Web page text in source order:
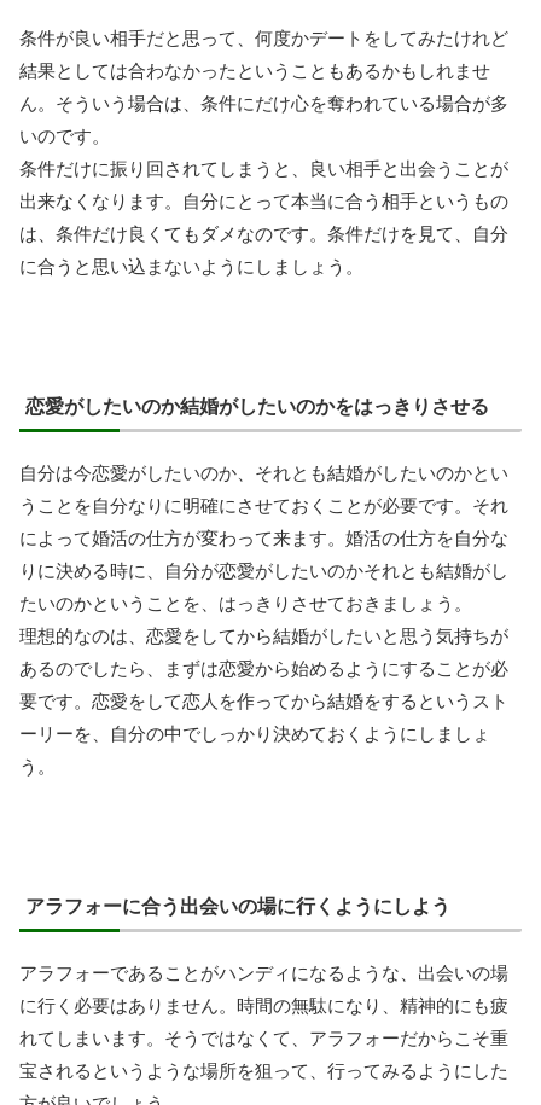
条件が良い相手だと思って、何度かデートをしてみたけれど
結果としては合わなかったということもあるかもしれませ
ん。そういう場合は、条件にだけ心を奪われている場合が多
いのです。
条件だけに振り回されてしまうと、良い相手と出会うことが
出来なくなります。自分にとって本当に合う相手というもの
は、条件だけ良くてもダメなのです。条件だけを見て、自分
に合うと思い込まないようにしましょう。
恋愛がしたいのか結婚がしたいのかをはっきりさせる
自分は今恋愛がしたいのか、それとも結婚がしたいのかとい
うことを自分なりに明確にさせておくことが必要です。それ
によって婚活の仕方が変わって来ます。婚活の仕方を自分な
りに決める時に、自分が恋愛がしたいのかそれとも結婚がし
たいのかということを、はっきりさせておきましょう。
理想的なのは、恋愛をしてから結婚がしたいと思う気持ちが
あるのでしたら、まずは恋愛から始めるようにすることが必
要です。恋愛をして恋人を作ってから結婚をするというスト
ーリーを、自分の中でしっかり決めておくようにしましょ
う。
アラフォーに合う出会いの場に行くようにしよう
アラフォーであることがハンディになるような、出会いの場
に行く必要はありません。時間の無駄になり、精神的にも疲
れてしまいます。そうではなくて、アラフォーだからこそ重
宝されるというような場所を狙って、行ってみるようにした